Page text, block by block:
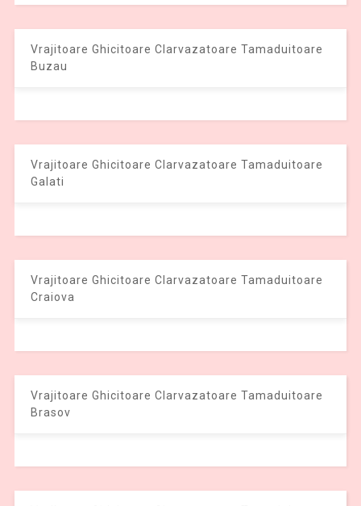
Vrajitoare Ghicitoare Clarvazatoare Tamaduitoare
Buzau
Vrajitoare Ghicitoare Clarvazatoare Tamaduitoare
Galati
Vrajitoare Ghicitoare Clarvazatoare Tamaduitoare
Craiova
Vrajitoare Ghicitoare Clarvazatoare Tamaduitoare
Brasov